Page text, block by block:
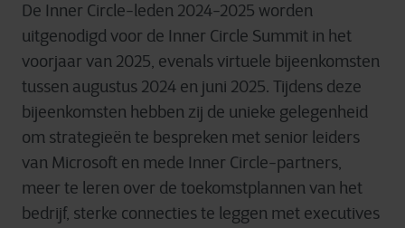
De Inner Circle-leden 2024-2025 worden
uitgenodigd voor de Inner Circle Summit in het
voorjaar van 2025, evenals virtuele bijeenkomsten
tussen augustus 2024 en juni 2025. Tijdens deze
bijeenkomsten hebben zij de unieke gelegenheid
om strategieën te bespreken met senior leiders
van Microsoft en mede Inner Circle-partners,
meer te leren over de toekomstplannen van het
bedrijf, sterke connecties te leggen met executives